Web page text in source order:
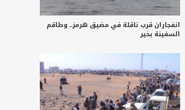
انفجاران قرب ناقلة في مضيق هرمز.. وطاقم
السفينة بخير